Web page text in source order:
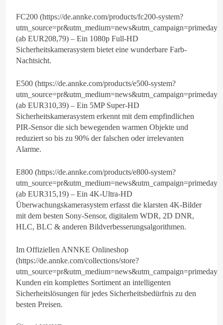
FC200 (https://de.annke.com/products/fc200-system?
(ab EUR208,79) – Ein 1080p Full-HD
Sicherheitskamerasystem bietet eine wunderbare Farb-
Nachtsicht.
E500 (https://de.annke.com/products/e500-system?
(ab EUR310,39) – Ein 5MP Super-HD
Sicherheitskamerasystem erkennt mit dem empfindlichen
PIR-Sensor die sich bewegenden warmen Objekte und
reduziert so bis zu 90% der falschen oder irrelevanten
Alarme.
E800 (https://de.annke.com/products/e800-system?
(ab EUR315,19) – Ein 4K-Ultra-HD
Überwachungskamerasystem erfasst die klarsten 4K-Bilder
mit dem besten Sony-Sensor, digitalem WDR, 2D DNR,
HLC, BLC & anderen Bildverbesserungsalgorithmen.
Im Offiziellen ANNKE Onlineshop
(https://de.annke.com/collections/store?
Kunden ein komplettes Sortiment an intelligenten
Sicherheitslösungen für jedes Sicherheitsbedürfnis zu den
besten Preisen.